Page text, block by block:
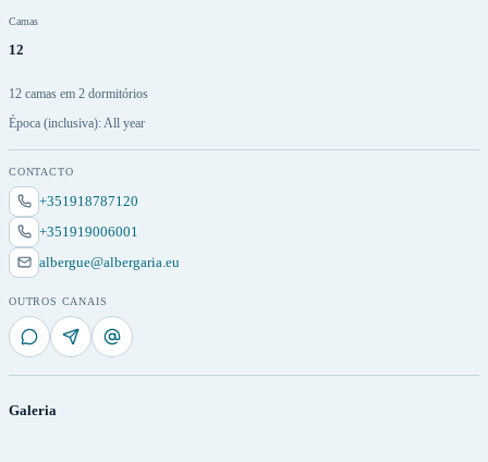
Camas
12
12 camas em 2 dormitórios
Época (inclusiva): All year
CONTACTO
+351918787120
+351919006001
albergue@albergaria.eu
OUTROS CANAIS
Galeria